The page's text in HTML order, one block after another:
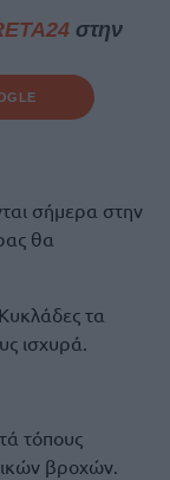
στην
σήμερα στην
θα
τα
ισχυρά.
τόπους
βροχών.